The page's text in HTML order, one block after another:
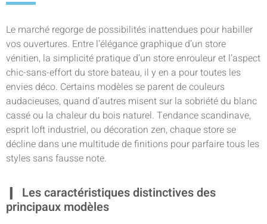
Le marché regorge de possibilités inattendues pour habiller
vos ouvertures. Entre l’élégance graphique d’un store
vénitien, la simplicité pratique d’un store enrouleur et l’aspect
chic-sans-effort du store bateau, il y en a pour toutes les
envies déco. Certains modèles se parent de couleurs
audacieuses, quand d’autres misent sur la sobriété du blanc
cassé ou la chaleur du bois naturel. Tendance scandinave,
esprit loft industriel, ou décoration zen, chaque store se
décline dans une multitude de finitions pour parfaire tous les
styles sans fausse note.
Les caractéristiques distinctives des
principaux modèles